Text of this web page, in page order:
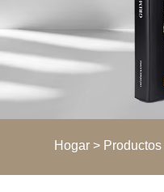
Hogar > Productos